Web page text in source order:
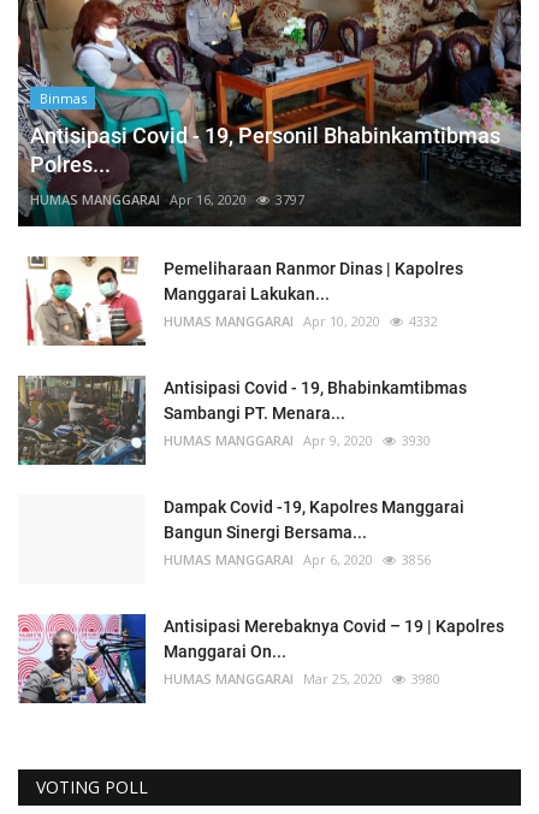
Binmas
Antisipasi Covid - 19, Personil Bhabinkamtibmas
Polres...
HUMAS MANGGARAI Apr 16, 2020 3797
Pemeliharaan Ranmor Dinas | Kapolres
Manggarai Lakukan...
HUMAS MANGGARAI Apr 10, 2020 4332
Antisipasi Covid - 19, Bhabinkamtibmas
Sambangi PT. Menara...
HUMAS MANGGARAI Apr 9, 2020 3930
Dampak Covid -19, Kapolres Manggarai
Bangun Sinergi Bersama...
HUMAS MANGGARAI Apr 6, 2020 3856
Antisipasi Merebaknya Covid – 19 | Kapolres
Manggarai On...
HUMAS MANGGARAI Mar 25, 2020 3980
VOTING POLL